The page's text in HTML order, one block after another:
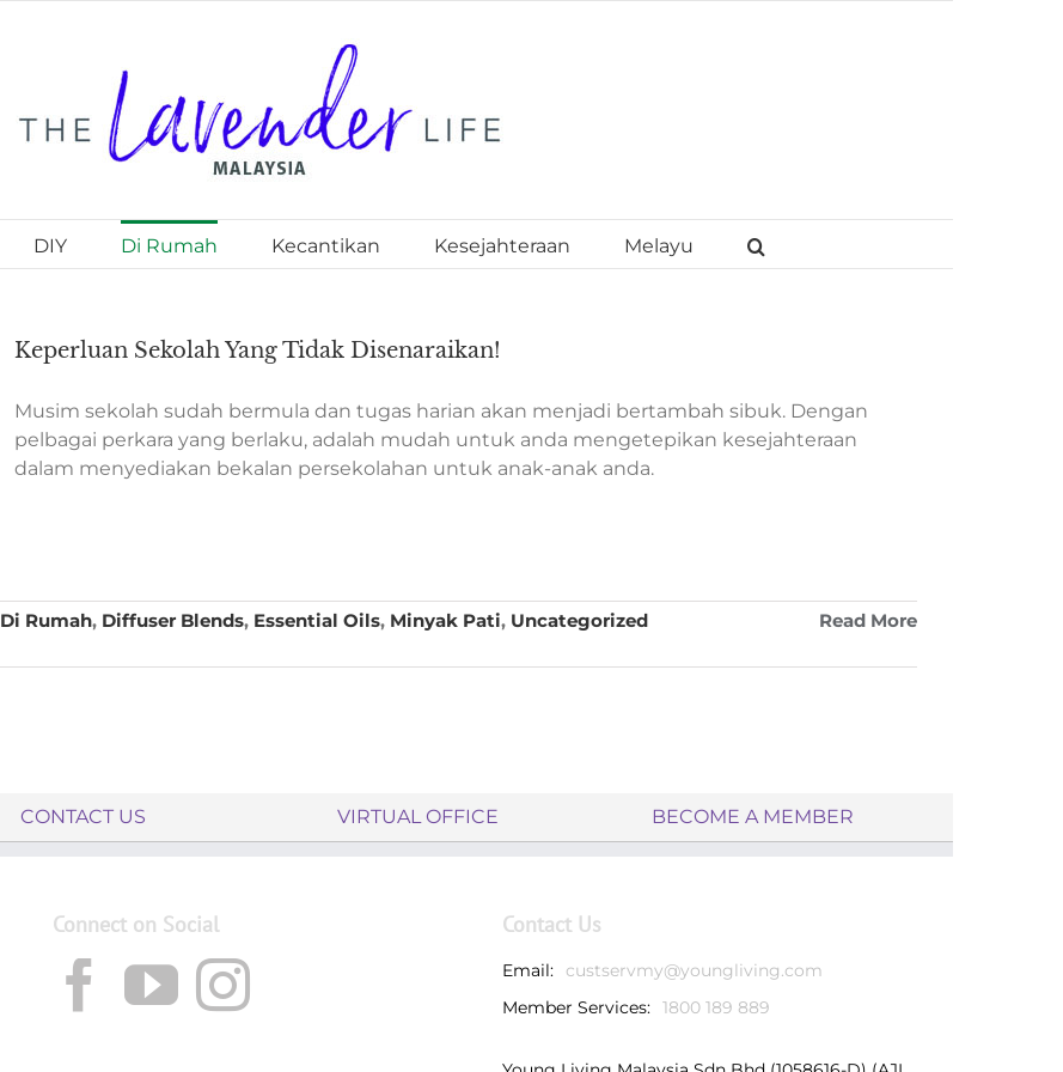
DIY Di Rumah Kecantikan Kesejahteraan Melayu
Keperluan Sekolah Yang Tidak Disenaraikan!
Musim sekolah sudah bermula dan tugas harian akan menjadi bertambah sibuk. Dengan
pelbagai perkara yang berlaku, adalah mudah untuk anda mengetepikan kesejahteraan
dalam menyediakan bekalan persekolahan untuk anak-anak anda.
Di Rumah, Diffuser Blends, Essential Oils, Minyak Pati, Uncategorized
Read More
CONTACT US VIRTUAL OFFICE BECOME A MEMBER
Connect on Social Contact Us
Email:
custservmy@youngliving.com
Member Services: 1800 189 889